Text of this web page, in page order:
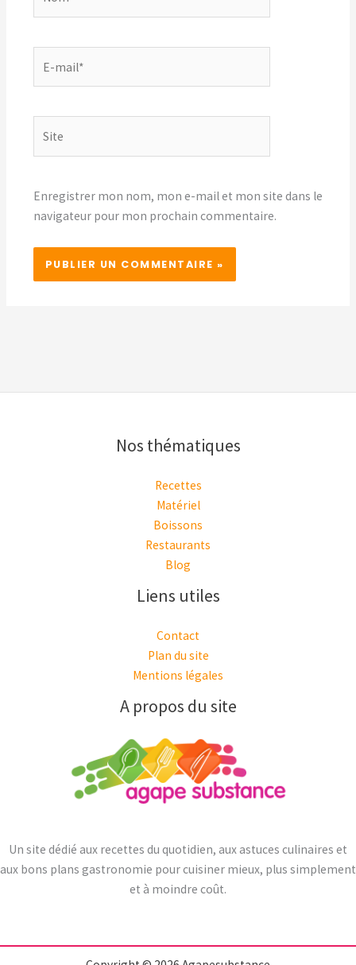
mail*
Enregistrer mon nom, mon e-mail et mon site dans le
navigateur pour mon prochain commentaire.
Nos thématiques
Recettes
Matériel
Boissons
Restaurants
Blog
Liens utiles
Contact
Plan du site
Mentions légales
A propos du site
Un site dédié aux recettes du quotidien, aux astuces culinaires et
aux bons plans gastronomie pour cuisiner mieux, plus simplement
et à moindre coût.